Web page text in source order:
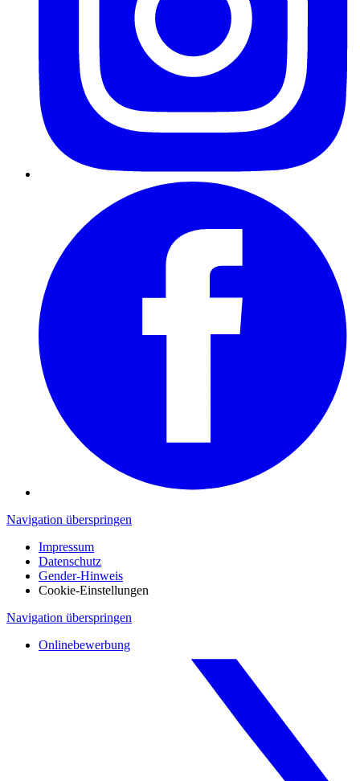
Navigation überspringen
Impressum
Datenschutz
Gender-Hinweis
Cookie-Einstellungen
Navigation überspringen
Onlinebewerbung